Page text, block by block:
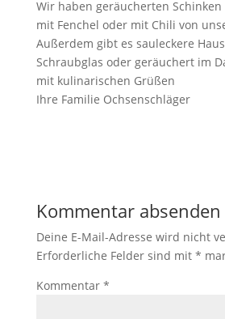
Wir haben geräucherten
mit Fenchel oder mit Chili von
Außerdem gibt es sauleckere
Schraubglas oder geräuchert im
mit kulinarischen Grüßen
Ihre Familie Ochsenschläger
Kommentar absenden
Deine E-Mail-Adresse wird nicht
Erforderliche Felder sind mit *
Kommentar *